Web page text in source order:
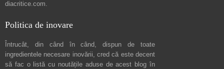
diacritice.com.
Politica de inovare
Întrucât, din când în când, dispun de toate
ingredientele necesare inovării, cred că este decent
să fac o listă cu noutățile aduse de acest blog în